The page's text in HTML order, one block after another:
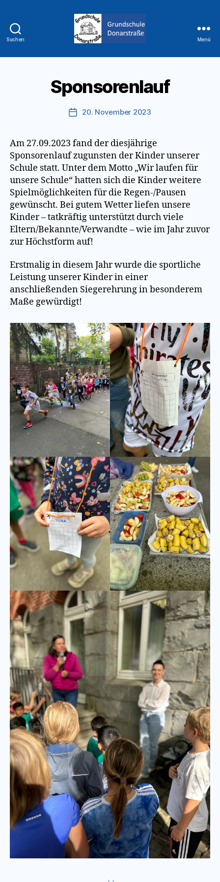
Suchen
Donarstraße
Menü
Sponsorenlauf
Veröffentlichungsdatum
20. November 2023
Am 27.09.2023 fand der diesjährige
Sponsorenlauf zugunsten der Kinder unserer
Schule statt. Unter dem Motto „Wir laufen für
unsere Schule“ hatten sich die Kinder weitere
Spielmöglichkeiten für die Regen-/Pausen
gewünscht. Bei gutem Wetter liefen unsere
Kinder – tatkräftig unterstützt durch viele
Eltern/Bekannte/Verwandte – wie im Jahr zuvor
zur Höchstform auf!
Erstmalig in diesem Jahr wurde die sportliche
Leistung unserer Kinder in einer
anschließenden Siegerehrung in besonderem
Maße gewürdigt!